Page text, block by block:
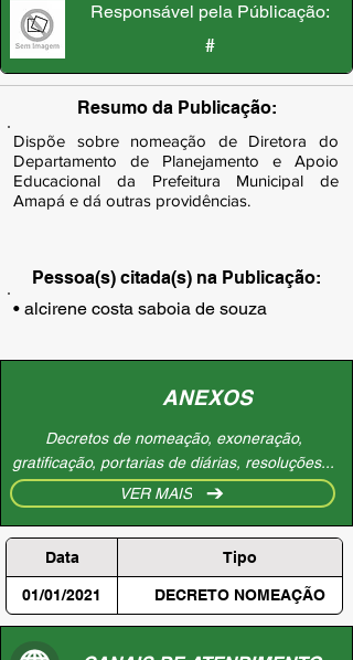
Responsável pela Públicação:
#
Resumo da Publicação:
Dispõe sobre nomeação de Diretora do
Departamento de Planejamento e Apoio
Educacional da Prefeitura Municipal de
Amapá e dá outras providências.
Pessoa(s) citada(s) na Publicação:
• alcirene costa saboia de souza
ANEXOS
Decretos de nomeação, exoneração,
gratificação, portarias de diárias, resoluções...
VER MAIS
Data Tipo
01/01/2021 DECRETO NOMEAÇÃO